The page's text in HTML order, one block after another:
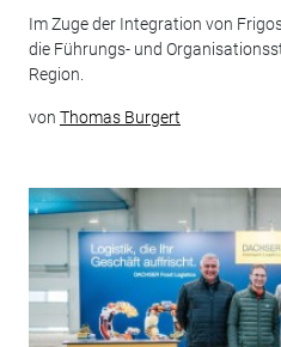
Im Zuge der Integration von
die Führungs- und
Region.
von Thomas Burgert